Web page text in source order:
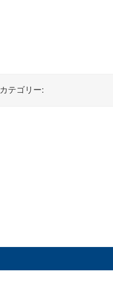
カテゴリー: